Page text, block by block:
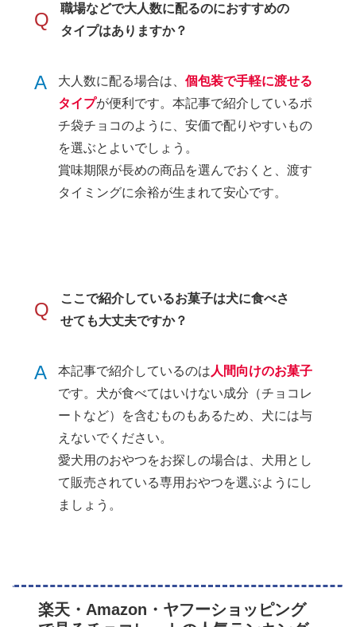
Q
職場などで大人数に配るのにおすすめの
タイプはありますか？
A 大人数に配る場合は、個包装で手軽に渡せる
タイプが便利です。本記事で紹介しているポ
チ袋チョコのように、安価で配りやすいもの
を選ぶとよいでしょう。
賞味期限が長めの商品を選んでおくと、渡す
タイミングに余裕が生まれて安心です。
Q
ここで紹介しているお菓子は犬に食べさ
せても大丈夫ですか？
A 本記事で紹介しているのは 人間向けのお菓子
です。犬が食べてはいけない成分（チョコレ
ートなど）を含むものもあるため、犬には与
えないでください。
愛犬用のおやつをお探しの場合は、犬用とし
て販売されている専用おやつを選ぶようにし
ましょう。
楽天・Amazon・ヤフーショッピング